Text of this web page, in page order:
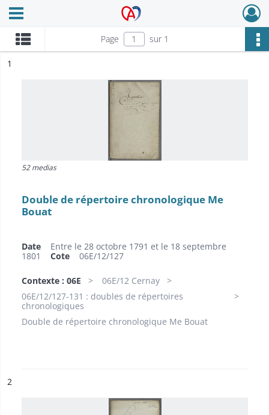
Archives Alsace - Colmar
Ouvrir le menu déroulant
Page sur 1
n°
1
52 medias
Double de répertoire chronologique Me
Bouat
Date
Entre le 28 octobre 1791 et le 18 septembre
1801
Cote 06E/12/127
Contexte : 06E
06E/12 Cernay
06E/12/127-131 : doubles de répertoires
chronologiques
Double de répertoire chronologique Me Bouat
n°
2